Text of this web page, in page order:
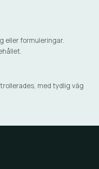
eller formuleringar.
med tydlig väg